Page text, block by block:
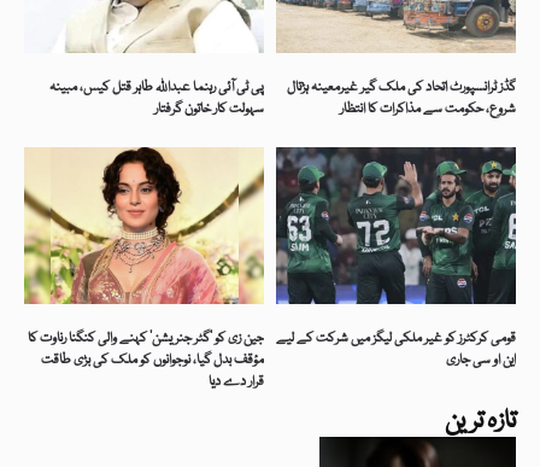
تازہ ترین
پی ٹی آئی رہنما عبداللہ طاہر قتل کیس، مبینہ
سہولت کار خاتون گرفتار
گڈز ٹرانسپورٹ اتحاد کی ملک گیر غیرمعینہ ہڑتال
شروع، حکومت سے مذاکرات کا انتظار
جین زی کو ’گٹر جنریشن‘ کہنے والی کنگنا رناوت کا
مؤقف بدل گیا، نوجوانوں کو ملک کی بڑی طاقت
قرار دے دیا
قومی کرکٹرز کو غیر ملکی لیگز میں شرکت کے لیے
این او سی جاری